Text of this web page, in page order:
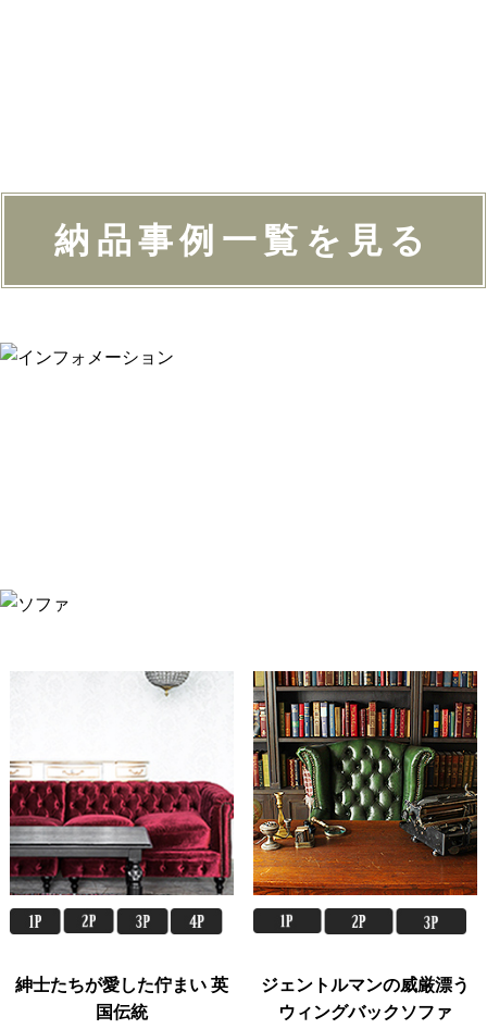
納品事例一覧を見る
紳士たちが愛した佇まい 英
国伝統
ジェントルマンの威厳漂う
ウィングバックソファ